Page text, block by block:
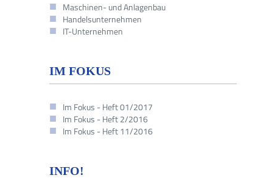
Maschinen- und Anlagenbau
Handelsunternehmen
IT-Unternehmen
IM FOKUS
Im Fokus - Heft 01/2017
Im Fokus - Heft 2/2016
Im Fokus - Heft 11/2016
INFO!